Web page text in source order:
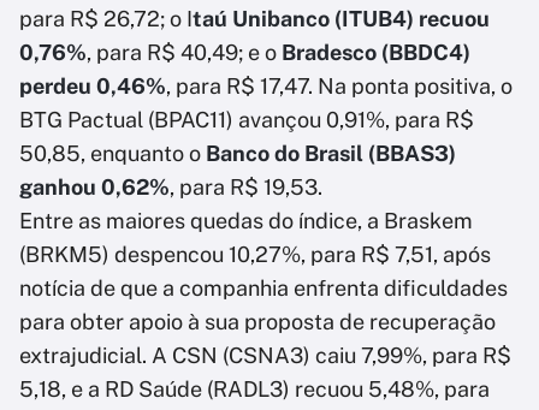
para R$ 26,72; o Itaú Unibanco (ITUB4) recuou
0,76%, para R$ 40,49; e o Bradesco (BBDC4)
perdeu 0,46%, para R$ 17,47. Na ponta positiva, o
BTG Pactual (BPAC11) avançou 0,91%, para R$
50,85, enquanto o Banco do Brasil (BBAS3)
ganhou 0,62%, para R$ 19,53.
Entre as maiores quedas do índice, a Braskem
(BRKM5) despencou 10,27%, para R$ 7,51, após
notícia de que a companhia enfrenta dificuldades
para obter apoio à sua proposta de recuperação
extrajudicial. A CSN (CSNA3) caiu 7,99%, para R$
5,18, e a RD Saúde (RADL3) recuou 5,48%, para